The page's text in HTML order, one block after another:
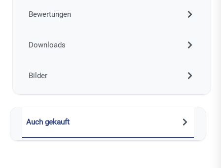
Bewertungen
Downloads
Bilder
Auch gekauft